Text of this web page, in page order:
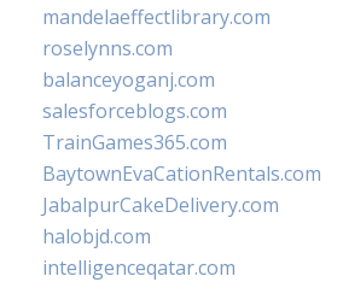
mandelaeffectlibrary.com
roselynns.com
balanceyoganj.com
salesforceblogs.com
TrainGames365.com
BaytownEvaCationRentals.com
JabalpurCakeDelivery.com
halobjd.com
intelligenceqatar.com